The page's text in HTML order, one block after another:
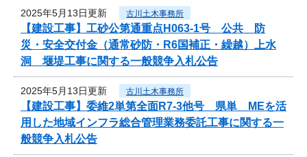
2025年5月13日更新 古川土木事務所
【建設工事】工砂公第通重点H063-1号 公共 防
災・安全交付金（通常砂防・R6国補正・繰越）上水
洞 堰堤工事に関する一般競争入札公告
2025年5月13日更新 古川土木事務所
【建設工事】委維2単第全面R7-3他号 県単 MEを活
用した地域インフラ総合管理業務委託工事に関する一
般競争入札公告